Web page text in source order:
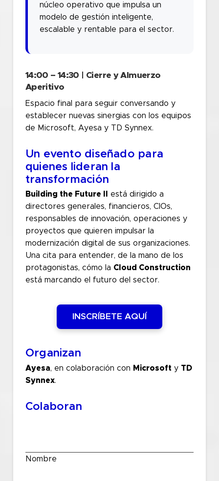
núcleo operativo que impulsa un
modelo de gestión inteligente,
escalable y rentable para el sector.
14:00 – 14:30 | Cierre y Almuerzo
Aperitivo
Espacio final para seguir conversando y
establecer nuevas sinergias con los equipos
de Microsoft, Ayesa y TD Synnex.
Un evento diseñado para
quienes lideran la
transformación
Building the Future II
está dirigido a
directores generales, financieros, CIOs,
responsables de innovación, operaciones y
proyectos que quieren impulsar la
modernización digital de sus organizaciones.
Una cita para entender, de la mano de los
protagonistas, cómo la Cloud Construction
está marcando el futuro del sector.
INSCRÍBETE AQUÍ
Organizan
Ayesa, en colaboración con Microsofty TD
Synnex.
Colaboran
Nombre